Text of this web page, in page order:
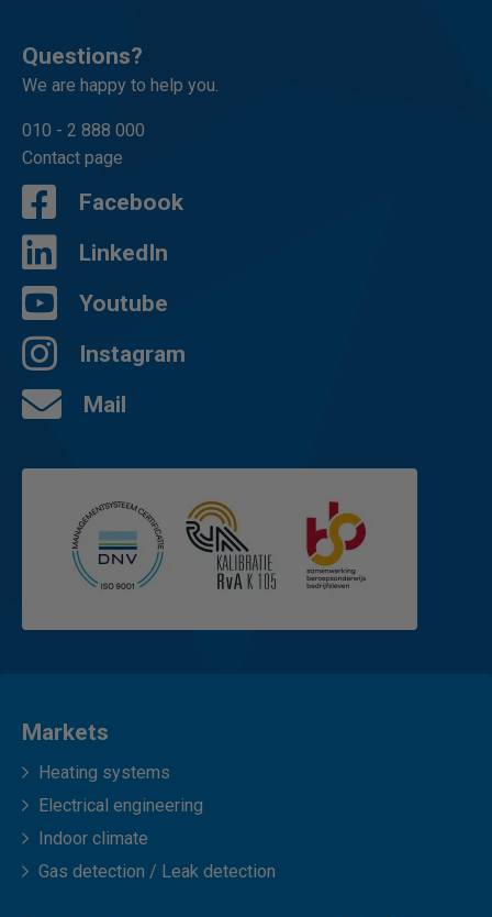
Questions?
We are happy to help you.
010 - 2 888 000
Contact page
Facebook
LinkedIn
Youtube
Instagram
Mail
Markets
Heating systems
Electrical engineering
Indoor climate
Gas detection / Leak detection